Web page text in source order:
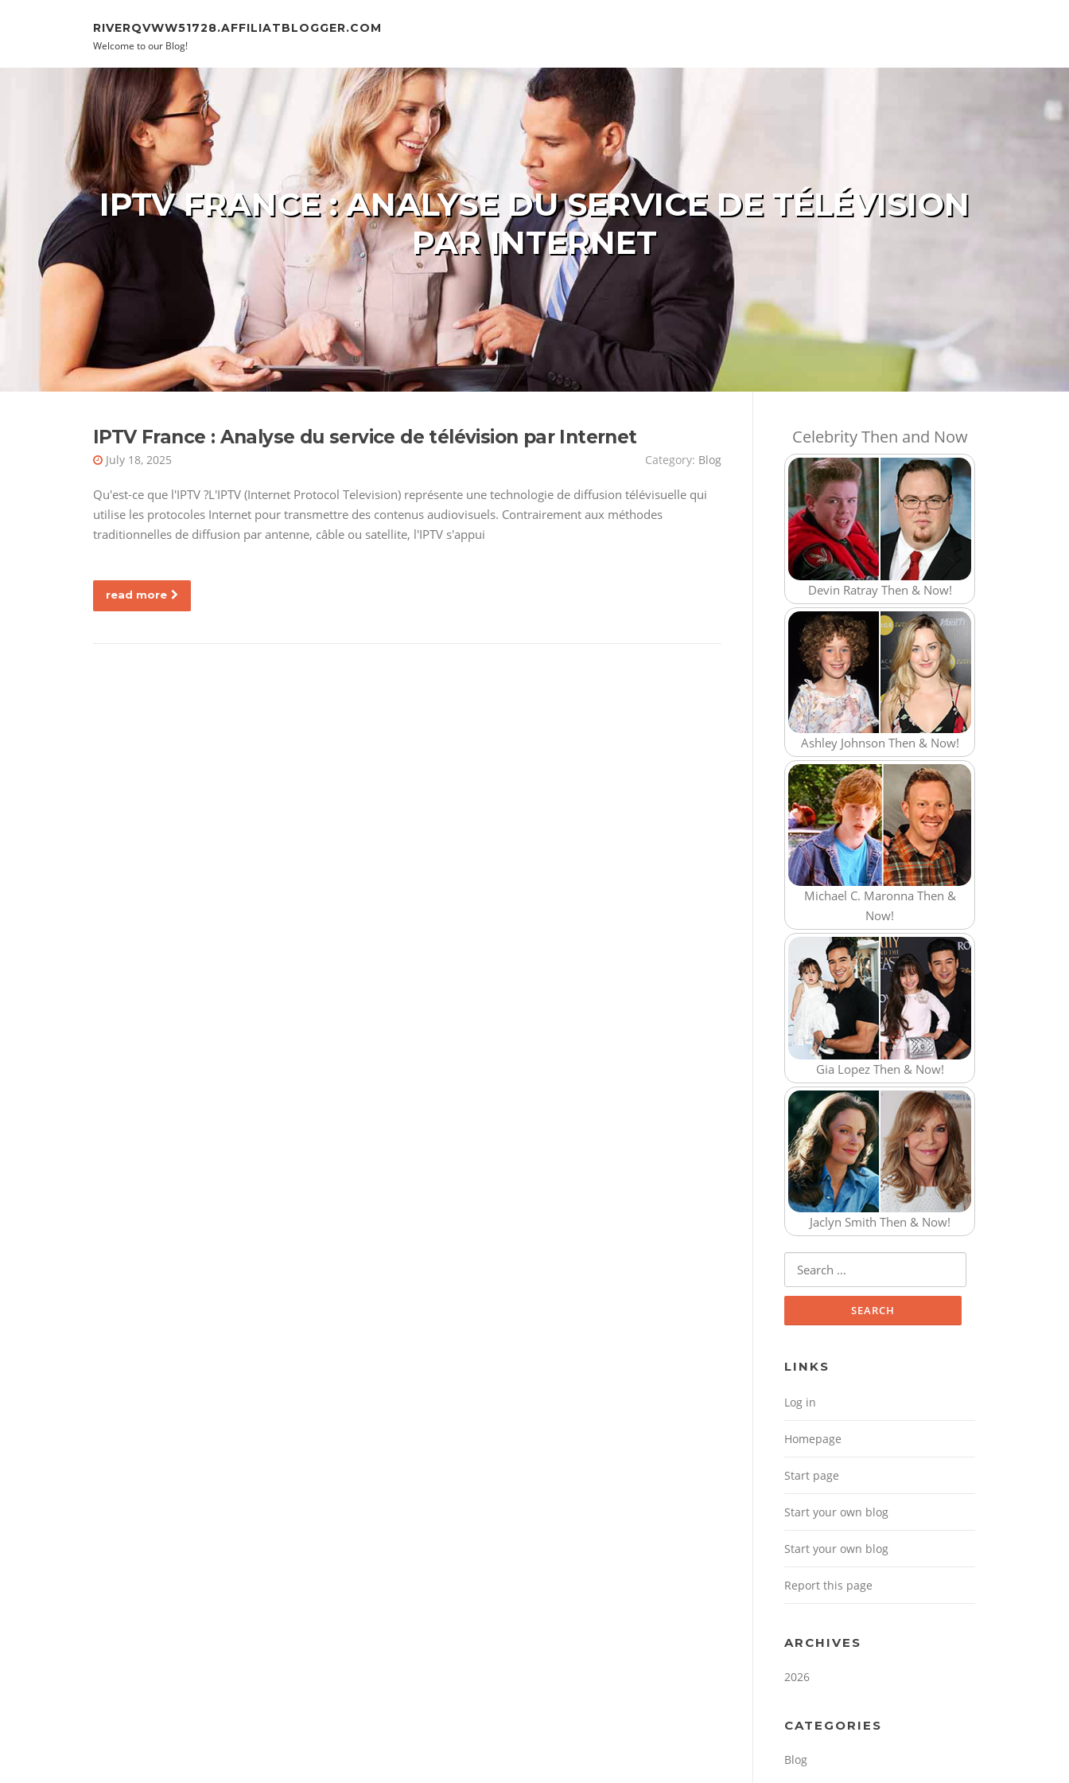
RIVERQVWW51728.AFFILIATBLOGGER.COM
Welcome to our Blog!
IPTV FRANCE : ANALYSE DU SERVICE DE TÉLÉVISION
PAR INTERNET
IPTV France : Analyse du service de télévision par Internet
July 18, 2025 Category: Blog
Qu'est-ce que l'IPTV ?L'IPTV (Internet Protocol Television) représente une technologie de diffusion télévisuelle qui
utilise les protocoles Internet pour transmettre des contenus audiovisuels. Contrairement aux méthodes
traditionnelles de diffusion par antenne, câble ou satellite, l'IPTV s'appui
read more
Celebrity Then and Now
Devin Ratray Then & Now!
Ashley Johnson Then & Now!
Michael C. Maronna Then &
Now!
Gia Lopez Then & Now!
Jaclyn Smith Then & Now!
Search for:
LINKS
Log in
Homepage
Start page
Start your own blog
Start your own blog
Report this page
ARCHIVES
2026
CATEGORIES
Blog